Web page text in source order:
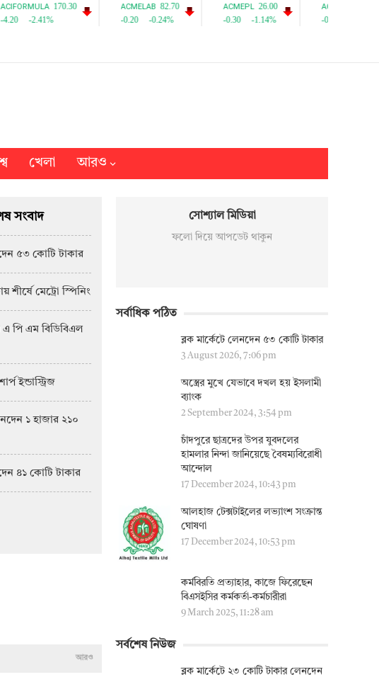
খেলা আরও
মিউচুয়াল ফান্ড সাপ্তাহিক দরপতনের
সংবাদ
৫৩ কোটি টাকার
শীর্ষে মেট্রো স্পিনিং
এ পি এম বিডিবিএল
ইন্ডাস্ট্রিজ
১ হাজার ২১০
৪১ কোটি টাকার
আরও
সোশ্যাল মিডিয়া
ফলো দিয়ে আপডেট থাকুন
সর্বাধিক পঠিত
ব্লক মার্কেটে লেনদেন ৫৩ কোটি টাকার
3 August 2026, 7:06 pm
অস্ত্রের মুখে যেভাবে দখল হয় ইসলামী
ব্যাংক
2 September 2024, 3:54 pm
চাঁদপুরে ছাত্রদের উপর যুবদলের
হামলার নিন্দা জানিয়েছে বৈষম্যবিরোধী
আন্দোল
17 December 2024, 10:43 pm
আলহাজ টেক্সটাইলের লভ্যাংশ সংক্রান্ত
ঘোষণা
17 December 2024, 10:53 pm
কর্মবিরতি প্রত্যাহার, কাজে ফিরেছেন
বিএসইসির কর্মকর্তা-কর্মচারীরা
9 March 2025, 11:28 am
সর্বশেষ নিউজ
ব্লক মার্কেটে ২৩ কোটি টাকার লেনদেন